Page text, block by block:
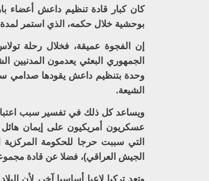
كان كبار قادة تنظيم داعش أعضاء
بوحشية خلال حكمه، الذي استمر لمدة 25 عاما.
إن الفجوة عميقة، فخلال رحلة
الشيعة.
ويساعد كل ذلك في تفسير سبب
عسكريون أمريكيون على إيمان هائل
التي سببت حرجا للحكومة المركزية
الجيش العراقي)، فضلا عن قادة
وتعد تركيا لاعبا أساسيا آخر، لأن